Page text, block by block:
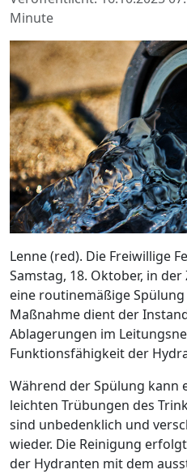
Minute
Lenne (red). Die Freiwillige
Samstag, 18. Oktober, in
eine routinemäßige
Maßnahme dient der
Ablagerungen im
Funktionsfähigkeit der
Während der Spülung kann
leichten Trübungen des
sind unbedenklich und
wieder. Die Reinigung
der Hydranten mit dem